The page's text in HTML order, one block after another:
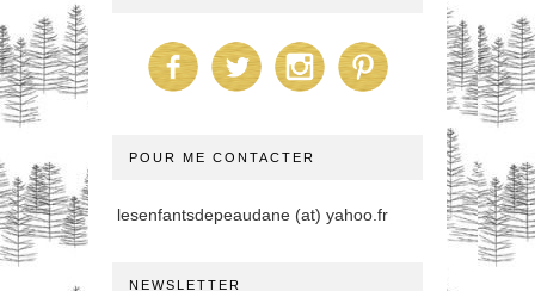
POUR ME CONTACTER
lesenfantsdepeaudane (at) yahoo.fr
NEWSLETTER